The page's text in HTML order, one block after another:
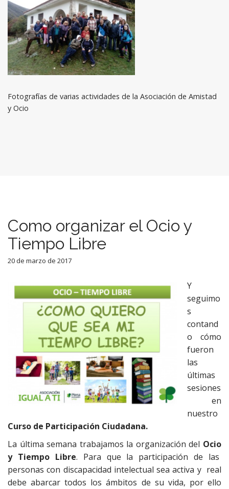
Fotografías de varias actividades de la Asociación de Amistad
y Ocio
Como organizar el Ocio y
Tiempo Libre
20 de marzo de 2017
Y
seguimo
s
contand
o cómo
fueron
las
últimas
sesiones
en
nuestro
Curso de Participación Ciudadana.
La última semana trabajamos la organización del Ocio
y Tiempo Libre. Para que la participación de las
personas con discapacidad intelectual sea activa y real
debe abarcar todos los ámbitos de su vida, por ello